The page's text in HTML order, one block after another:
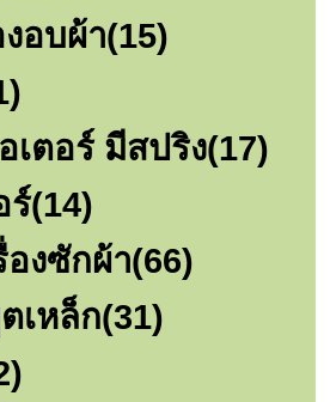
อบผ้า(15)
เตอร์ มีสปริง(17)
ร์(14)
งซักผ้า(66)
เหล็ก(31)